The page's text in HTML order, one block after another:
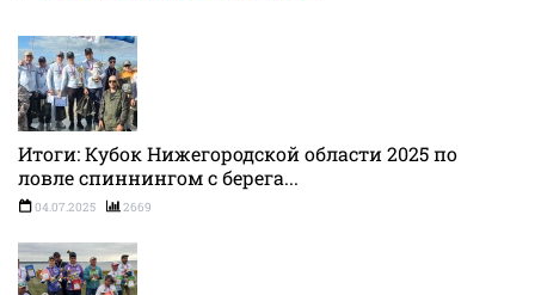
Итоги: Кубок Нижегородской области 2025 по
ловле спиннингом с берега...
04.07.2025 2669